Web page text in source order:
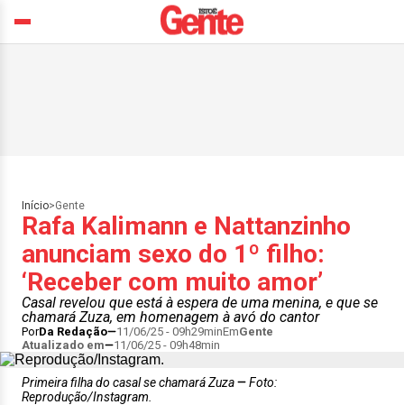
Início>Gente
Rafa Kalimann e Nattanzinho
anunciam sexo do 1º filho:
‘Receber com muito amor’
Casal revelou que está à espera de uma menina, e que se
chamará Zuza, em homenagem à avó do cantor
PorDa Redação 11/06/25 - 09h29minEmGente
Atualizado em
11/06/25 - 09h48min
Primeira filha do casal se chamará Zuza
Foto:
Reprodução/Instagram.